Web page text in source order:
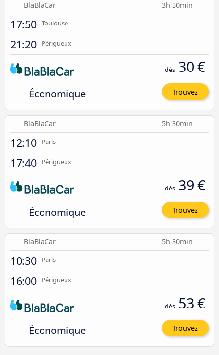
BlaBlaCar 3h 30min
17:50 Toulouse
21:20 Périgueux
Économique
dès 30 €
Trouvez
BlaBlaCar 5h 30min
12:10 Paris
17:40 Périgueux
Économique
dès 39 €
Trouvez
BlaBlaCar 5h 30min
10:30 Paris
16:00 Périgueux
Économique
dès 53 €
Trouvez